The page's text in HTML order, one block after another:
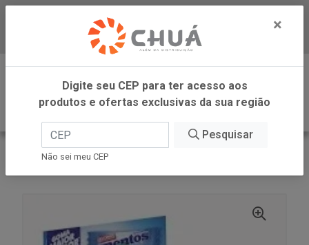
Baixe já nosso APP
0
INÍCIO
PERFETTI
×
Digite seu CEP para ter acesso aos
produtos e ofertas exclusivas da sua região
Pesquisar
Não sei meu CEP